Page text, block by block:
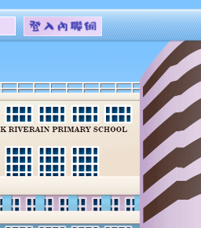
登
密
碼